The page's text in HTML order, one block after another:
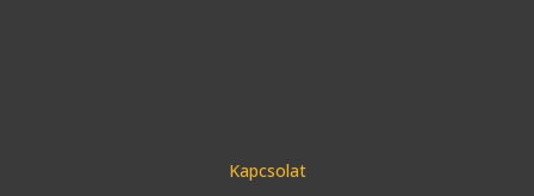
Kapcsolat